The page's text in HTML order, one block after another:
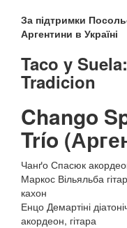
За підтримки
Аргентини в Україні
Taco y Suela:
Tradicion
Chango
Trío
Чанґо Спасюк
Маркос Вільяльба
кахон
Енцо Демартіні
акордеон, гітара